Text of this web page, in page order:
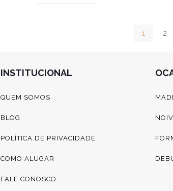
1 2
INSTITUCIONAL
QUEM SOMOS
BLOG
POLÍTICA DE PRIVACIDADE
COMO ALUGAR
FALE CONOSCO